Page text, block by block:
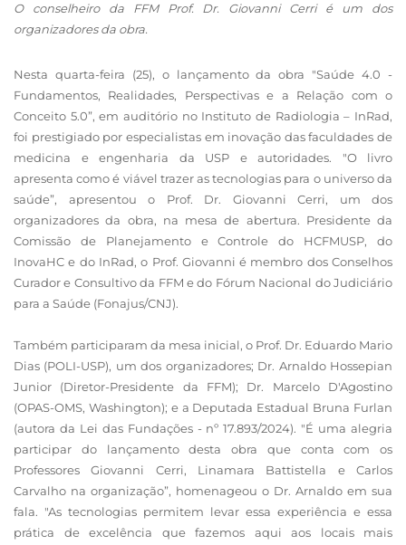
O conselheiro da FFM Prof. Dr. Giovanni Cerri é um dos
organizadores da obra.
Nesta quarta-feira (25), o lançamento da obra "Saúde 4.0 -
Fundamentos, Realidades, Perspectivas e a Relação com o
Conceito 5.0”, em auditório no Instituto de Radiologia – InRad,
foi prestigiado por especialistas em inovação das faculdades de
medicina e engenharia da USP e autoridades. "O livro
apresenta como é viável trazer as tecnologias para o universo da
saúde”, apresentou o Prof. Dr. Giovanni Cerri, um dos
organizadores da obra, na mesa de abertura. Presidente da
Comissão de Planejamento e Controle do HCFMUSP, do
InovaHC e do InRad, o Prof. Giovanni é membro dos Conselhos
Curador e Consultivo da FFM e do Fórum Nacional do Judiciário
para a Saúde (Fonajus/CNJ).
Também participaram da mesa inicial, o Prof. Dr. Eduardo Mario
Dias (POLI-USP), um dos organizadores; Dr. Arnaldo Hossepian
Junior (Diretor-Presidente da FFM); Dr. Marcelo D'Agostino
(OPAS-OMS, Washington); e a Deputada Estadual Bruna Furlan
(autora da Lei das Fundações - nº 17.893/2024). "É uma alegria
participar do lançamento desta obra que conta com os
Professores Giovanni Cerri, Linamara Battistella e Carlos
Carvalho na organização”, homenageou o Dr. Arnaldo em sua
fala. "As tecnologias permitem levar essa experiência e essa
prática de excelência que fazemos aqui aos locais mais